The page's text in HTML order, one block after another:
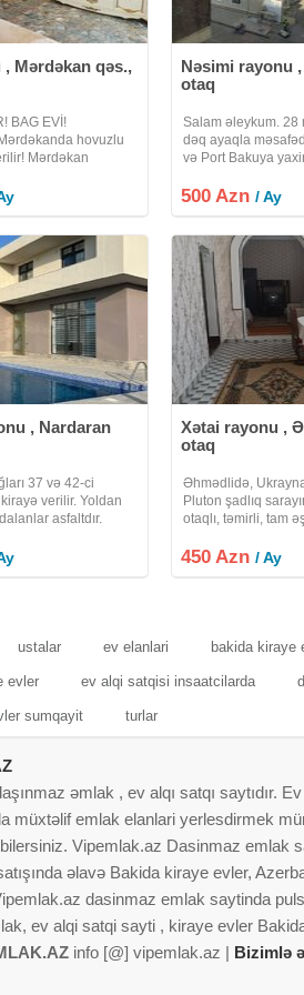
Mərdəkan qəs.,
BAG EVİ!
hovuzlu
Mərdəkan
yeni təmirdən
Nəsimi rayonu
otaq
Salam əleykum. 28
dəq ayaqla
və Port Bakuya
metbexti və
500 Azn/ Ay
, Nardaran
37 və 42-ci
verilir. Yoldan
asfaltdır.
Rahat marketə
Xətai rayonu ,
otaq
Əhmədlidə,
Pluton şadlıq
otaqlı, təmirli, tam
kombidir.evdə
450 Azn/ Ay
ustalar ev elanlari bakida kiraye
evler ev alqi satqisi insaatcilarda
sumqayit turlar
əmlak , ev alqı satqı saytıdır.
müxtəlif emlak elanlari yerlesdirmek
Vipemlak.az Dasinmaz emlak
əlavə Bakida kiraye evler,
dasinmaz emlak saytinda
ev alqi satqi sayti , kiraye evler
info [@] vipemlak.az | Bizimlə